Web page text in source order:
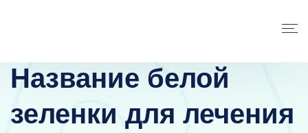
Название белой
зеленки для лечения